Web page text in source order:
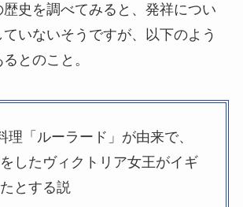
歴史を調べてみると、発祥につい
いないそうですが、以下のよう
とのこと。
理「ルーラード」が由来で、
したヴィクトリア女王がイギ
とする説